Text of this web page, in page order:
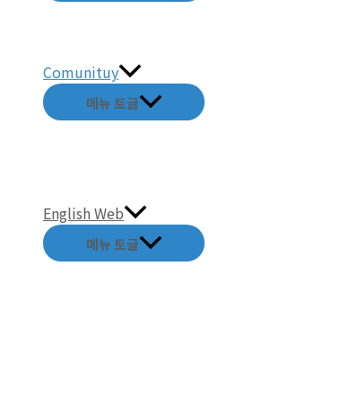
Comunituy
메뉴 토글
English Web
메뉴 토글